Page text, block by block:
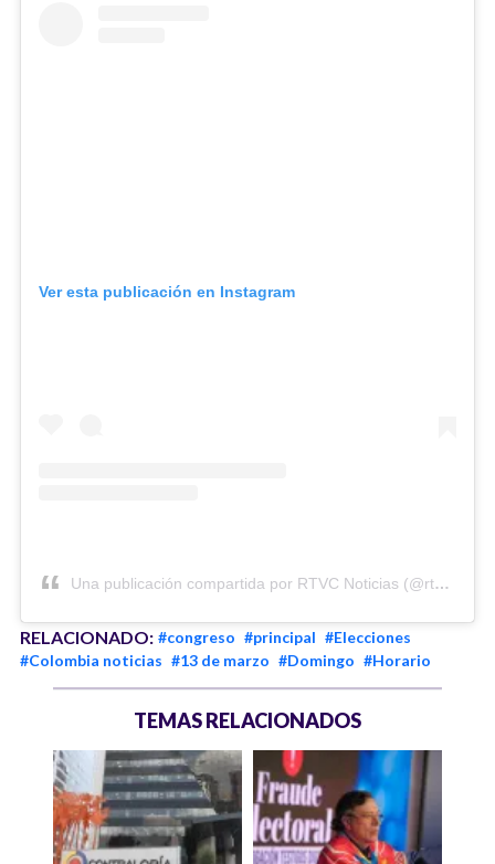
Ver esta publicación en Instagram
Una publicación compartida por RTVC Noticias (@rtvcnoticias)
RELACIONADO: #congreso #principal #Elecciones
#Colombia noticias #13 de marzo #Domingo #Horario
TEMAS RELACIONADOS